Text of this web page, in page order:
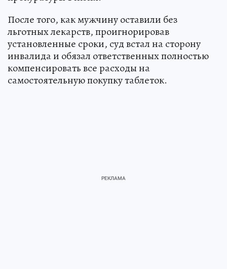
После того, как мужчину оставили без
льготных лекарств, проигнорировав
установленные сроки, суд встал на сторону
инвалида и обязал ответственных полностью
компенсировать все расходы на
самостоятельную покупку таблеток.